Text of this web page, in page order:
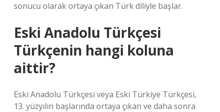
sonucu olarak ortaya çıkan Türk diliyle başlar.
Eski Anadolu Türkçesi
Türkçenin hangi koluna
aittir?
Eski Anadolu Türkçesi veya Eski Türkiye Türkçesi,
13. yüzyılın başlarında ortaya çıkan ve daha sonra